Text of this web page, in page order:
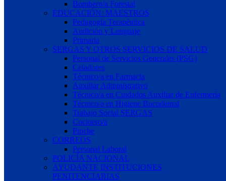
Bombero/a Forestal
EDUCACIÓN: MAESTROS
Pedagogía Terapéutica
Audición y Lenguaje
Primaria
SERGAS Y OTROS SERVICIOS DE SALUD
Personal de Servicios Generales (PSG)
Celadores
Técnico/a en Farmacia
Auxiliar Administrativo
Técnico/a en Cuidados Auxiliar de Enfermería
Técnico/a en Higiene Bucodental
Trabajo Social SERGAS
Cocinero/a
Pinche
CORREOS
Personal Laboral
POLICÍA NACIONAL
AYUDANTE INSTITUCIONES
PENITENCIARIAS